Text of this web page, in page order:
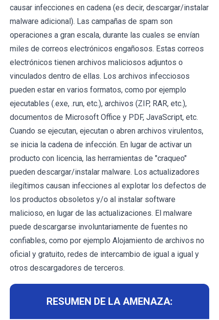
causar infecciones en cadena (es decir, descargar/instalar
malware adicional). Las campañas de spam son
operaciones a gran escala, durante las cuales se envían
miles de correos electrónicos engañosos. Estas correos
electrónicos tienen archivos maliciosos adjuntos o
vinculados dentro de ellas. Los archivos infecciosos
pueden estar en varios formatos, como por ejemplo
ejecutables (.exe, .run, etc.), archivos (ZIP, RAR, etc.),
documentos de Microsoft Office y PDF, JavaScript, etc.
Cuando se ejecutan, ejecutan o abren archivos virulentos,
se inicia la cadena de infección. En lugar de activar un
producto con licencia, las herramientas de "craqueo"
pueden descargar/instalar malware. Los actualizadores
ilegítimos causan infecciones al explotar los defectos de
los productos obsoletos y/o al instalar software
malicioso, en lugar de las actualizaciones. El malware
puede descargarse involuntariamente de fuentes no
confiables, como por ejemplo Alojamiento de archivos no
oficial y gratuito, redes de intercambio de igual a igual y
otros descargadores de terceros.
RESUMEN DE LA AMENAZA: